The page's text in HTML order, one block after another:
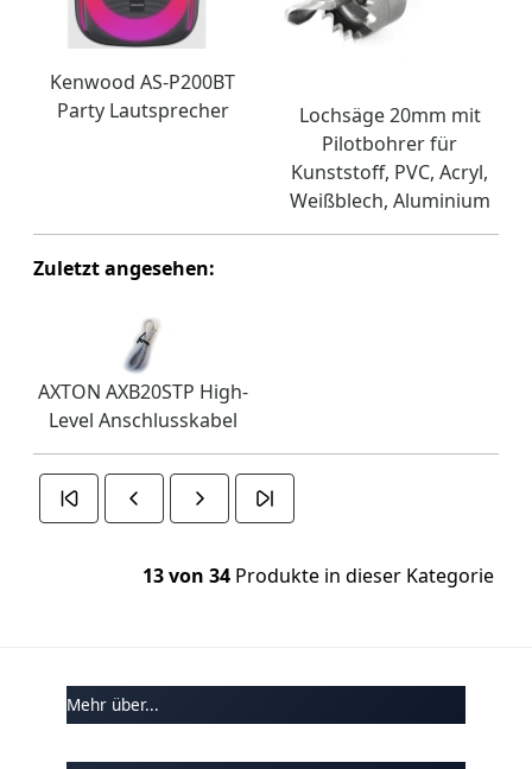
Kenwood AS-P200BT
Party Lautsprecher
Lochsäge 20mm mit
Pilotbohrer für
Kunststoff, PVC, Acryl,
Weißblech, Aluminium
Zuletzt angesehen:
AXTON AXB20STP High-
Level Anschlusskabel
13 von 34 Produkte in dieser Kategorie
Mehr über...